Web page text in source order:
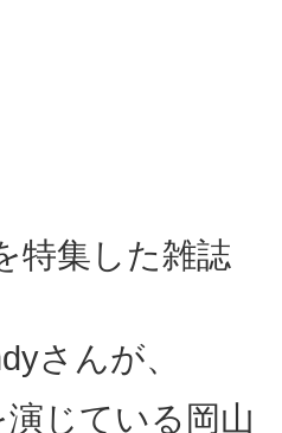
特集した雑誌
さんが、
じている岡山